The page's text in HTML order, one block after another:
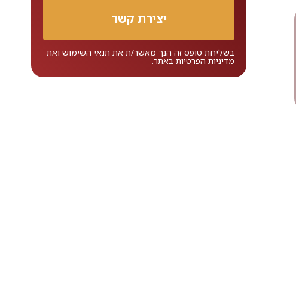
בשליחת טופס זה הנך מאשר/ת את תנאי השימושואת
מדיניות הפרטיותבאתר.